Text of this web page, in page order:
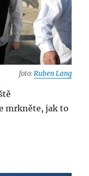
foto:Ruben Lang
mrkněte, jak to